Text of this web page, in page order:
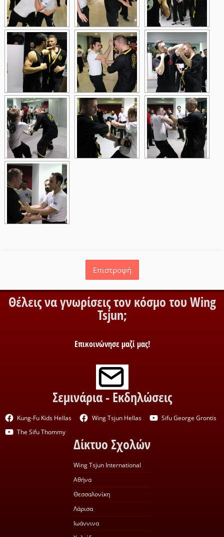
Επιστροφή
Θέλεις να γνωρίσεις τον κόσμο του Wing
Tsjun;
Επικοινώνησε μαζί μας!
Σεμινάρια - Εκδηλώσεις
Kung-Fu Kids Hellas Wing Tsjun Hellas
Sifu George Grontis
The Sifu Thommy
Δίκτυο Σχολών
Wing Tsjun International
Αθήνα
Θεσσαλονίκη
Λάρισα
Ιωάννινα